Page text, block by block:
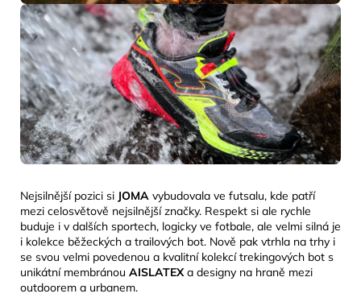
Nejsilnější pozici si JOMA vybudovala ve futsalu, kde patří
mezi celosvětově nejsilnější značky. Respekt si ale rychle
buduje i v dalších sportech, logicky ve fotbale, ale velmi silná je
i kolekce běžeckých a trailových bot. Nově pak vtrhla na trhy i
se svou velmi povedenou a kvalitní kolekcí trekingových bot s
unikátní membránou AISLATEXa designy na hraně mezi
outdoorem a urbanem.